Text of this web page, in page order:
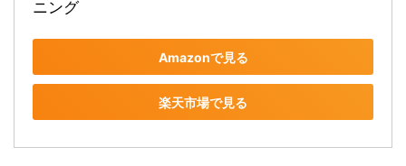
ニング
Amazonで見る
楽天市場で見る